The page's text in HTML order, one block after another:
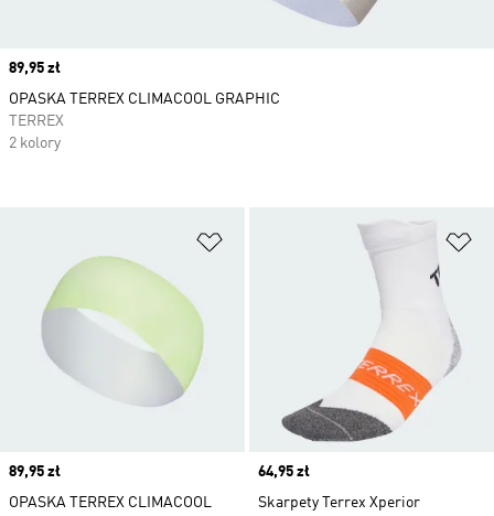
Dodaj do listy życzeń
Price
89,95 zł
OPASKA TERREX CLIMACOOL
Price
64,95 zł
Skarpety Terrex Xperior
Price
89,95 zł
OPASKA TERREX CLIMACOOL GRAPHIC
TERREX
2 kolory